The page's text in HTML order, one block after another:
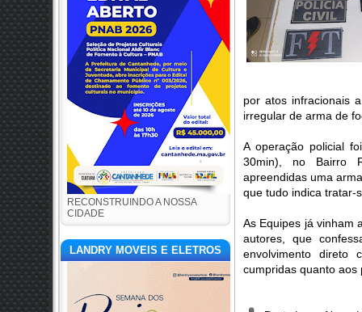
RECONSTRUINDO A NOSSA
CIDADE
LANDRY MOVEIS E ELETROS
por atos infracionais
irregular de arma de
A operação policial
30min), no Bairro
apreendidas uma
que tudo indica tratar-
As Equipes já vinham
autores, que
envolvimento direto
cumpridas quanto aos